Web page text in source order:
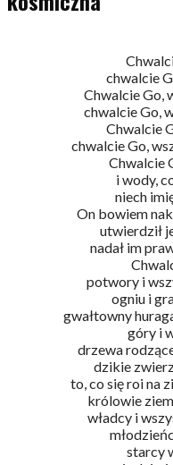
chwalcie
Chwalcie Go,
chwalcie Go,
Chwalcie
chwalcie Go,
Chwalcie
i wody,
niech
On bowiem
utwierdził
nadał im
potwory i
ogniu i
gwałtowny
góry i
drzewa
dzikie
to, co się roi na
królowie
władcy i
starcy